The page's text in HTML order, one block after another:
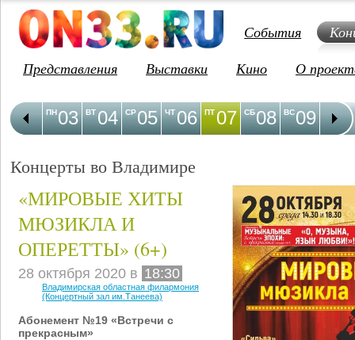
События
Представления
Выставки Кино О
03
ПН 04
ВТ 05
СР 06
ЧТ 07
ПТ 08
СБ 09
ВС 10
ПН
Концерты во Владимире
«МИРОВЫЕ ХИТЫ
МЮЗИКЛА И
ОПЕРЕТТЫ» (6+)
28 октября 2020 в 18:30
Владимирская областная филармония
(Концертный зал им.Танеева)
Абонемент №19 «Встречи с
прекрасным»